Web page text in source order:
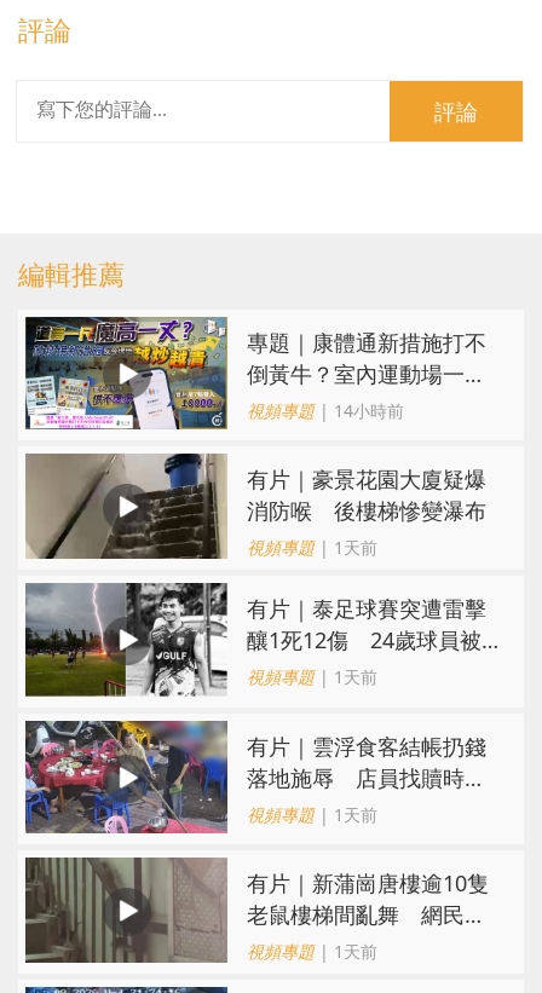
評論
評論
編輯推薦
專題｜康體通新措施打不
倒黃牛？室內運動場一場
難求越炒越貴
視頻專題| 14小時前
有片｜豪景花園大廈疑爆
消防喉 後樓梯慘變瀑布
視頻專題| 1天前
有片｜泰足球賽突遭雷擊
釀1死12傷 24歲球員被
閃電劈中亡
視頻專題| 1天前
​有片｜雲浮食客結帳扔錢
落地施辱 店員找贖時還
施彼身獲老闆肯定
視頻專題| 1天前
有片｜新蒲崗唐樓逾10隻
老鼠樓梯間亂舞 網民嚇
親：每次經過都要好大勇
視頻專題| 1天前